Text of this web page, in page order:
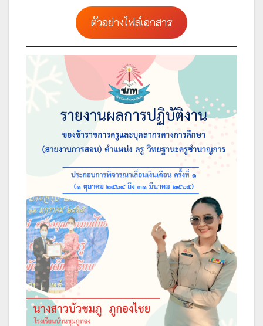
ตัวอย่างไฟล์เอกสาร